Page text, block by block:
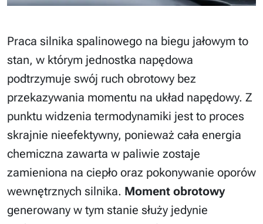
Praca silnika spalinowego na biegu jałowym to
stan, w którym jednostka napędowa
podtrzymuje swój ruch obrotowy bez
przekazywania momentu na układ napędowy. Z
punktu widzenia termodynamiki jest to proces
skrajnie nieefektywny, ponieważ cała energia
chemiczna zawarta w paliwie zostaje
zamieniona na ciepło oraz pokonywanie oporów
wewnętrznych silnika. Moment obrotowy
generowany w tym stanie służy jedynie